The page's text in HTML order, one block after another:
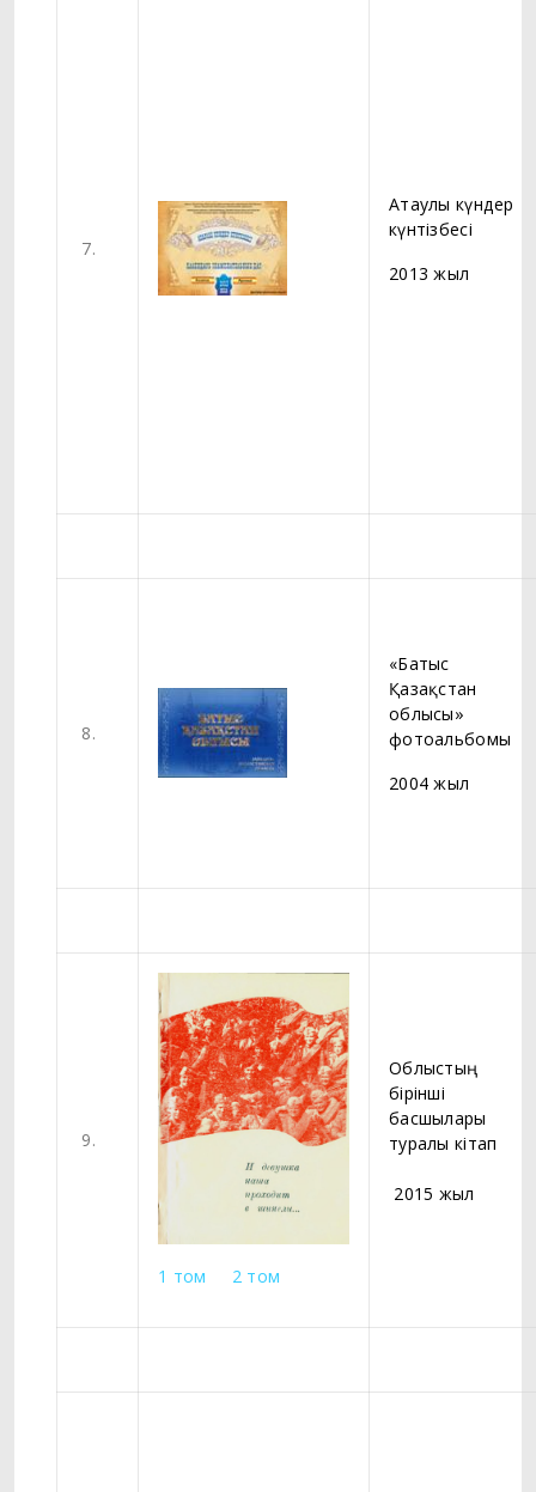
7.
Атаулы күндер
күнтізбесі
2013 жыл
8.
«Батыс
Қазақстан
облысы»
фотоальбомы
2004 жыл
9.
1 том 2 том
Облыстың
бірінші
басшылары
туралы кітап
2015 жыл